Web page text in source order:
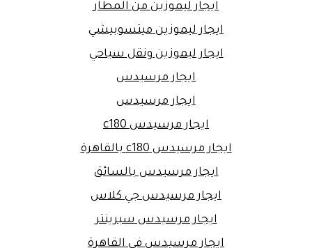
ايجار ليموزين من المطار
ايجار ليموزين ميتسوبيشي
ايجار ليموزين ونقل سياحي
ايجار مرسيدس
ايجار مرسيدس
ايجار مرسيدس c180
ايجار مرسيدس c180 بالقاهرة
ايجار مرسيدس بالسائق
ايجار مرسيدس جي كلاس
ايجار مرسيدس سبرينتر
ايجار مرسيدس في القاهرة